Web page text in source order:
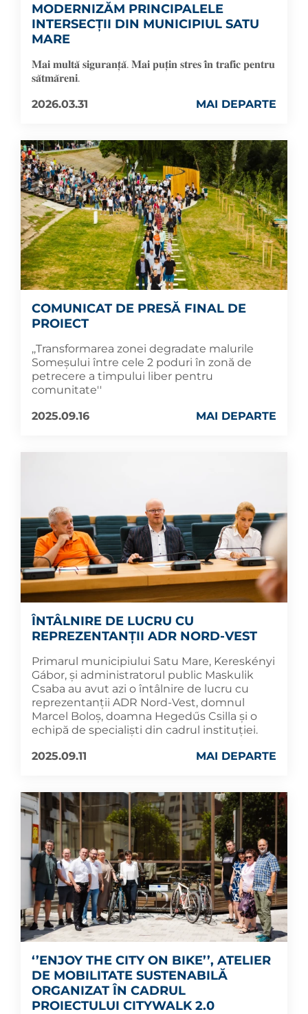
MODERNIZĂM PRINCIPALELE
INTERSECȚII DIN MUNICIPIUL SATU
MARE
𝐌𝐚𝐢 𝐦𝐮𝐥𝐭𝐚̆ 𝐬𝐢𝐠𝐮𝐫𝐚𝐧𝐭̦𝐚̆. 𝐌𝐚𝐢 𝐩𝐮𝐭̦𝐢𝐧 𝐬𝐭𝐫𝐞𝐬 𝐢̂𝐧 𝐭𝐫𝐚𝐟𝐢𝐜 𝐩𝐞𝐧𝐭𝐫𝐮
𝐬𝐚̆𝐭𝐦𝐚̆𝐫𝐞𝐧𝐢.
2026.03.31
MAI DEPARTE
COMUNICAT DE PRESĂ FINAL DE
PROIECT
,,Transformarea zonei degradate malurile
Someşului între cele 2 poduri în zonă de
petrecere a timpului liber pentru
comunitate''
2025.09.16
MAI DEPARTE
ÎNTÂLNIRE DE LUCRU CU
REPREZENTANȚII ADR NORD-VEST
Primarul municipiului Satu Mare, Kereskényi
Gábor, și administratorul public Maskulik
Csaba au avut azi o întâlnire de lucru cu
reprezentanții ADR Nord-Vest, domnul
Marcel Boloș, doamna Hegedűs Csilla și o
echipă de specialiști din cadrul instituției.
2025.09.11
MAI DEPARTE
‘’ENJOY THE CITY ON BIKE’’, ATELIER
DE MOBILITATE SUSTENABILĂ
ORGANIZAT ÎN CADRUL
PROIECTULUI CITYWALK 2.0